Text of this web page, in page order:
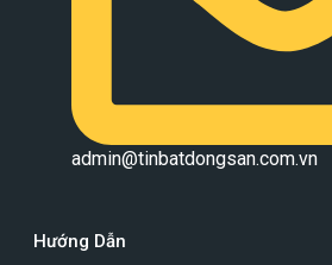
admin@tinbatdongsan.com.vn
Hướng Dẫn